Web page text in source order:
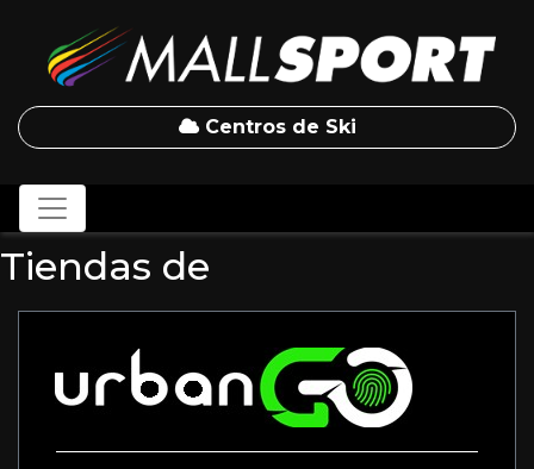
Centros de Ski
Tiendas de